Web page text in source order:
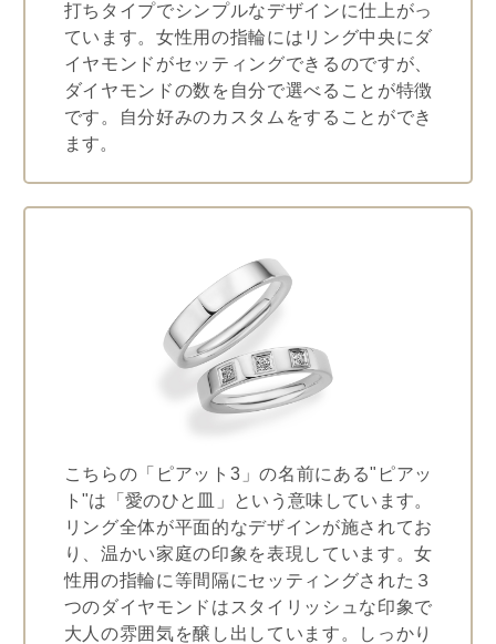
打ちタイプでシンプルなデザインに仕上がっ
ています。女性用の指輪にはリング中央にダ
イヤモンドがセッティングできるのですが、
ダイヤモンドの数を自分で選べることが特徴
です。自分好みのカスタムをすることができ
ます。
こちらの「ピアット3」の名前にある"ピアッ
ト"は「愛のひと皿」という意味しています。
リング全体が平面的なデザインが施されてお
り、温かい家庭の印象を表現しています。女
性用の指輪に等間隔にセッティングされた３
つのダイヤモンドはスタイリッシュな印象で
大人の雰囲気を醸し出しています。しっかり